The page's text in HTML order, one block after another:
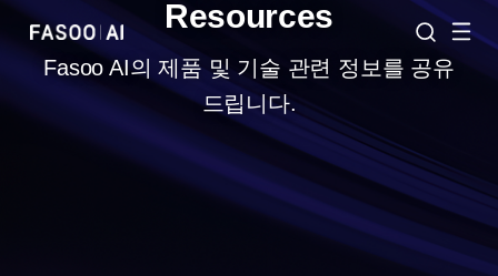
Resources
Fasoo AI의 제품 및 기술 관련 정보를 공유
드립니다.